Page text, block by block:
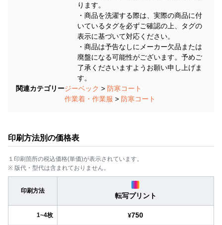
ります。
・商品を洗濯する際は、実際の商品に付
いているタグを必ずご確認の上、タグの
表示に基づいて対応ください。
・商品は予告なしにメーカー欠品または
廃盤になる可能性がございます。予めご
了承くださいますようお願い申し上げま
す。
関連カテゴリージーベック > 防寒コート
作業着・作業服 > 防寒コート
印刷方法別の価格表
１印刷箇所の税込価格(単価)が表示されています。
※ 版代・型代は含まれておりません。
印刷方法
転写プリント
1~4枚 ¥750